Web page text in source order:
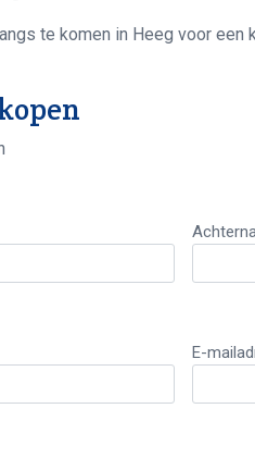
te komen in Heeg voor
E-